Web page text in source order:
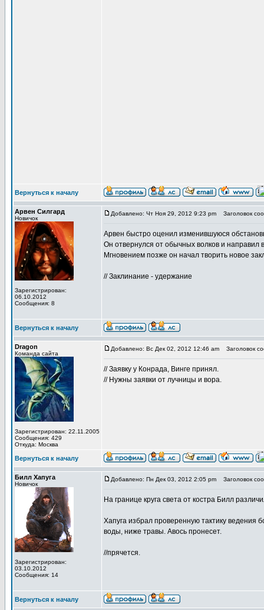
Вернуться к началу
Арвен Силгард
Новичок
Зарегистрирован:
06.10.2012
Сообщения: 8
Добавлено: Чт Ноя 29, 2012 9:23 pm Заголовок
Арвен быстро оценил изменившуюся
Он отвернулся от обычных волков и направил
Мгновением позже он начал творить новое
// Заклинание - удержание
Вернуться к началу
Dragon
Команда сайта
Зарегистрирован: 22.11.2005
Сообщения: 429
Откуда: Москва
Добавлено: Вс Дек 02, 2012 12:46 am Заголовок
// Заявку у Конрада, Винге принял.
// Нужны заявки от лучницы и вора.
Вернуться к началу
Билл Хапуга
Новичок
Зарегистрирован:
03.10.2012
Сообщения: 14
Добавлено: Пн Дек 03, 2012 2:05 pm Заголовок
На границе круга света от костра Билл
Хапуга избрал проверенную тактику ведения
воды, ниже травы. Авось пронесет.
//прячется.
Вернуться к началу